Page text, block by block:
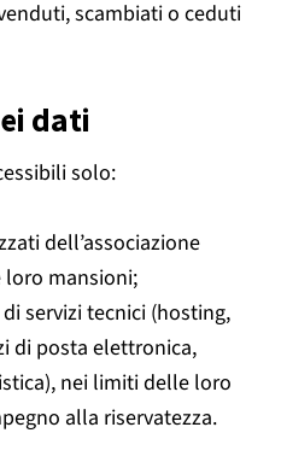
scambiati o ceduti
dati
solo:
dell’associazione
loro mansioni;
servizi tecnici (hosting,
di posta elettronica,
nei limiti delle loro
alla riservatezza.